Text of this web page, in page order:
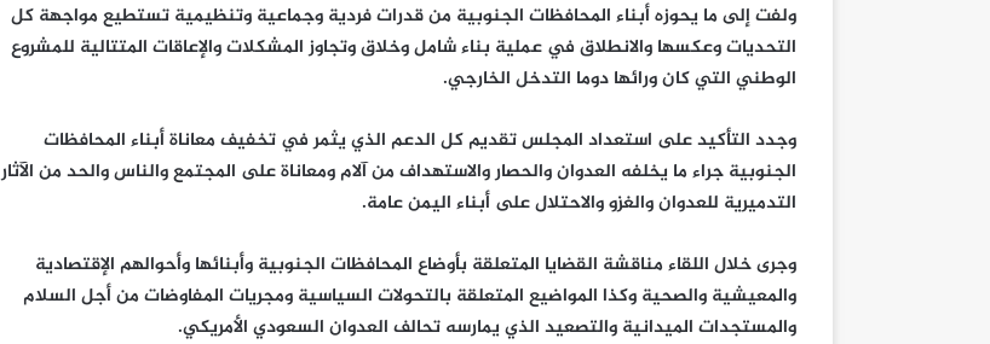
ولفت إلى ما يحوزه أبناء المحافظات الجنوبية من قدرات فردية وجماعية وتنظيمية تستطيع مواجهة كل
التحديات وعكسها والانطلاق في عملية بناء شامل وخلاق وتجاوز المشكلات والإعاقات المتتالية للمشروع
الوطني التي كان ورائها دوما التدخل الخارجي.
وجدد التأكيد على استعداد المجلس تقديم كل الدعم الذي يثمر في تخفيف معاناة أبناء المحافظات
الجنوبية جراء ما يخلفه العدوان والحصار والاستهداف من آلام ومعاناة على المجتمع والناس والحد من الآثار
التدميرية للعدوان والغزو والاحتلال على أبناء اليمن عامة.
وجرى خلال اللقاء مناقشة القضايا المتعلقة بأوضاع المحافظات الجنوبية وأبنائها وأحوالهم الإقتصادية
والمعيشية والصحية وكذا المواضيع المتعلقة بالتحولات السياسية ومجريات المفاوضات من أجل السلام
والمستجدات الميدانية والتصعيد الذي يمارسه تحالف العدوان السعودي الأمريكي.